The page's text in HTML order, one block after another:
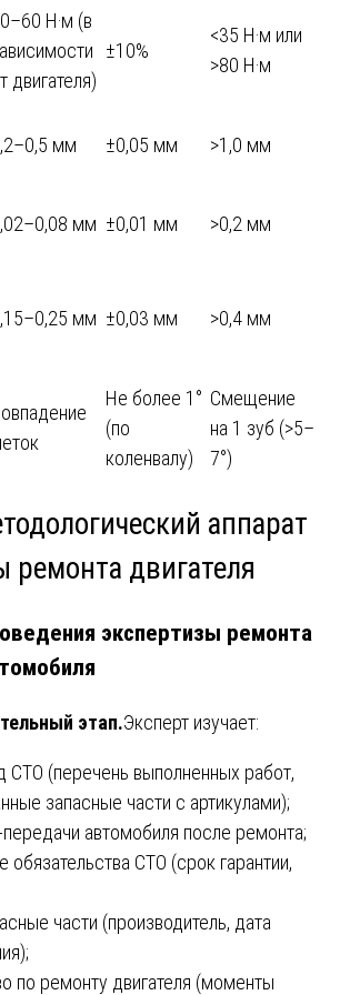
Н·м (в
двигателя)
±10%
<35 Н·м или
>80 Н·м
мм ±0,05 мм >1,0 мм
мм ±0,01 мм >0,2 мм
мм ±0,03 мм >0,4 мм
Не более 1°
(по
коленвалу)
Смещение
на 1 зуб (>5–
7°)
аппарат
ремонта двигателя
экспертизы ремонта
этап.Эксперт изучает:
СТО (перечень выполненных работ,
запасные части с артикулами);
автомобиля после ремонта;
обязательства СТО (срок гарантии,
части (производитель, дата
по ремонту двигателя (моменты